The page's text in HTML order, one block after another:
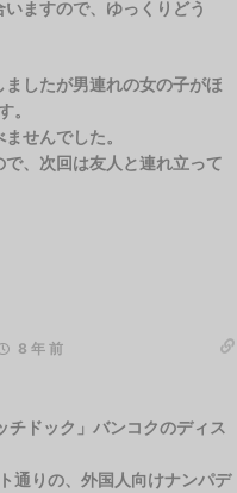
ますので、ゆっくりどう
したが男連れの女の子がほ
。
せんでした。
、次回は友人と連れ立って
8 年 前
ドック」バンコクのディス
通りの、外国人向けナンパデ